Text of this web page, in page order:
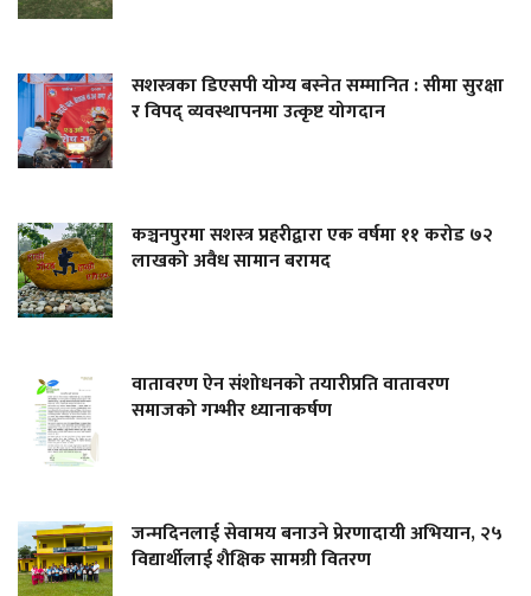
सशस्त्रका डिएसपी योग्य बस्नेत सम्मानित : सीमा सुरक्षा
र विपद् व्यवस्थापनमा उत्कृष्ट योगदान
कञ्चनपुरमा सशस्त्र प्रहरीद्वारा एक वर्षमा ११ करोड ७२
लाखको अवैध सामान बरामद
वातावरण ऐन संशोधनको तयारीप्रति वातावरण
समाजको गम्भीर ध्यानाकर्षण
जन्मदिनलाई सेवामय बनाउने प्रेरणादायी अभियान, २५
विद्यार्थीलाई शैक्षिक सामग्री वितरण